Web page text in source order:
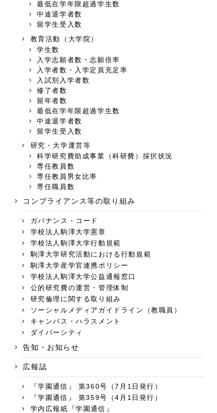
最低在学年限超過学生数
中途退学者数
留学生受入数
教育活動（大学院）
学生数
入学志願者数・志願倍率
入学者数・入学定員充足率
入試別入学者数
修了者数
留年者数
最低在学年限超過学生数
中途退学者数
留学生受入数
研究・大学運営等
科学研究費助成事業（科研費）採択状況
専任教員数
専任教員男女比率
専任職員数
コンプライアンス等の取り組み
ガバナンス・コード
学校法人駒澤大学憲章
学校法人駒澤大学行動規範
駒澤大学研究活動における行動規範
駒澤大学産学官連携ポリシー
学校法人駒澤大学公益通報窓口
公的研究費の運営・管理体制
研究倫理に関する取り組み
ソーシャルメディアガイドライン（教職員）
キャンパス・ハラスメント
ダイバーシティ
告知・お知らせ
広報誌
『学園通信』 第360号（7月1日発行）
『学園通信』 第359号（4月1日発行）
学内広報紙『学園通信』